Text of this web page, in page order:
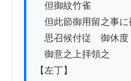
但御紋竹雀
但此節御用留之事に
思召候付従　御休度
御意之上拝領之
【左丁】